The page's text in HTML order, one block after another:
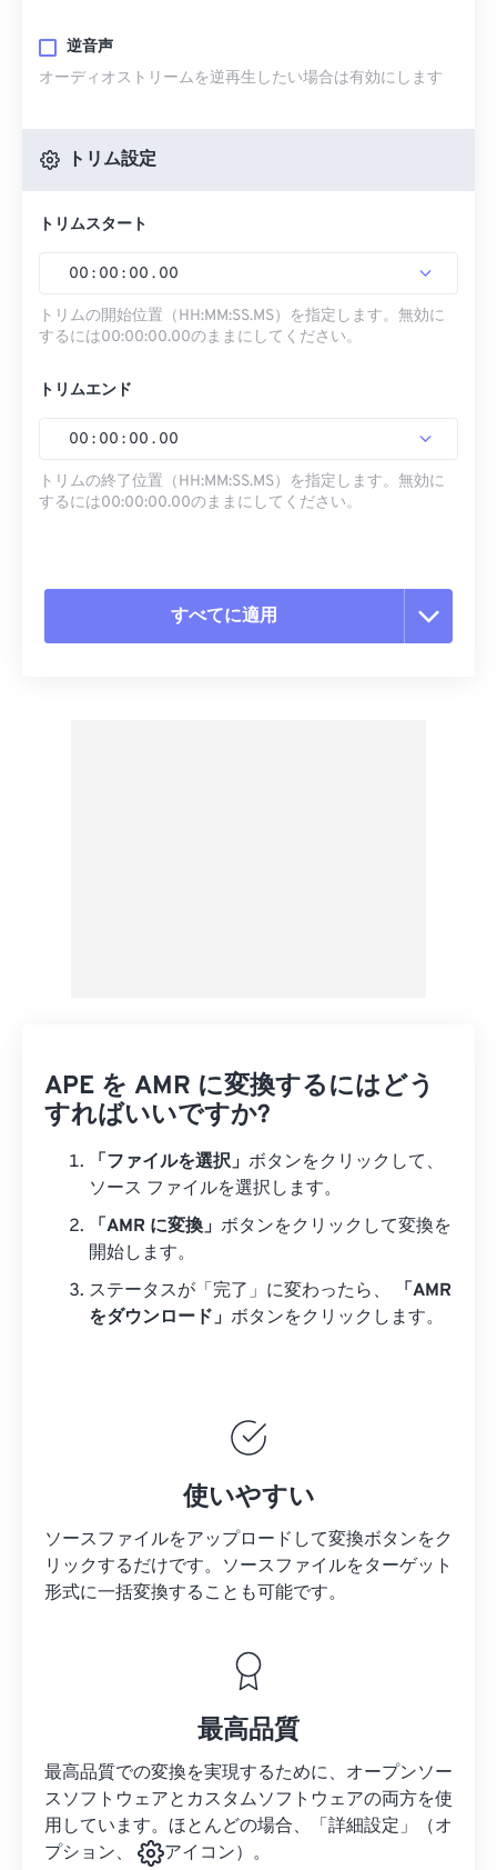
逆音声
オーディオストリームを逆再生したい場合は有効にします
トリム設定
トリムスタート
00 : 00 : 00 . 00
トリムの開始位置（HH:MM:SS.MS）を指定します。無効に
するには00:00:00.00のままにしてください。
トリムエンド
00 : 00 : 00 . 00
トリムの終了位置（HH:MM:SS.MS）を指定します。無効に
するには00:00:00.00のままにしてください。
すべてに適用
APE を AMR に変換するにはどう
すればいいですか?
「ファイルを選択」 ボタンをクリックして、
ソース ファイルを選択します。
「AMR に変換」 ボタンをクリックして変換を
開始します。
ステータスが「完了」に変わったら、
「AMR
をダウンロード」 ボタンをクリックします。
使いやすい
ソースファイルをアップロードして変換ボタンをク
リックするだけです。 ソースファイルをターゲット
形式に一括変換することも可能です。
最高品質
最高品質での変換を実現するために、オープンソー
スソフトウェアとカスタムソフトウェアの両方を使
用しています。ほとんどの場合、「詳細設定」（オ
プション、
アイコン）。